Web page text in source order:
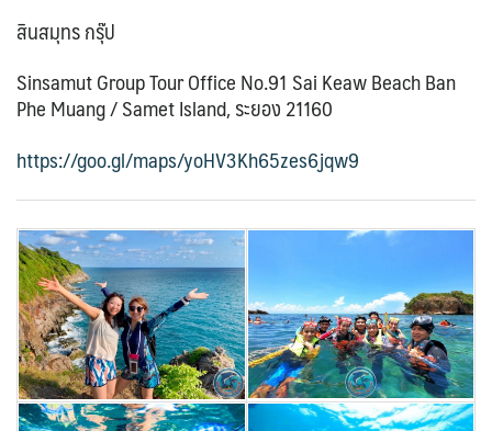
สินสมุทร กรุ๊ป
Sinsamut Group Tour Office No.91 Sai Keaw Beach Ban
Phe Muang / Samet Island, ระยอง 21160
https://goo.gl/maps/yoHV3Kh65zes6jqw9